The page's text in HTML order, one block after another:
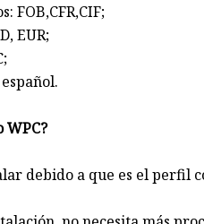
FOB,CFR,CIF;
EUR;
WPC?
debido a que es el perfil